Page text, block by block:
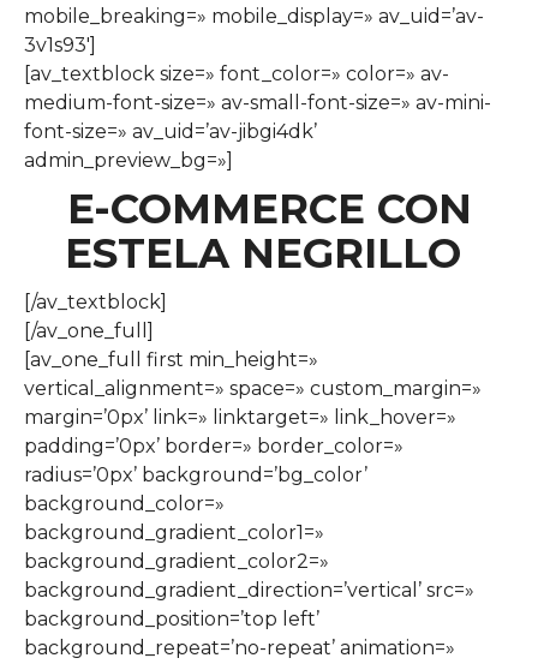
mobile_breaking=» mobile_display=» av_uid=’av-
3v1s93′]
[av_textblock size=» font_color=» color=» av-
medium-font-size=» av-small-font-size=» av-mini-
font-size=» av_uid=’av-jibgi4dk’
admin_preview_bg=»]
E-COMMERCE CON
ESTELA NEGRILLO
[/av_textblock]
[/av_one_full]
[av_one_full first min_height=»
vertical_alignment=» space=» custom_margin=»
margin=’0px’ link=» linktarget=» link_hover=»
padding=’0px’ border=» border_color=»
radius=’0px’ background=’bg_color’
background_color=»
background_gradient_color1=»
background_gradient_color2=»
background_gradient_direction=’vertical’ src=»
background_position=’top left’
background_repeat=’no-repeat’ animation=»